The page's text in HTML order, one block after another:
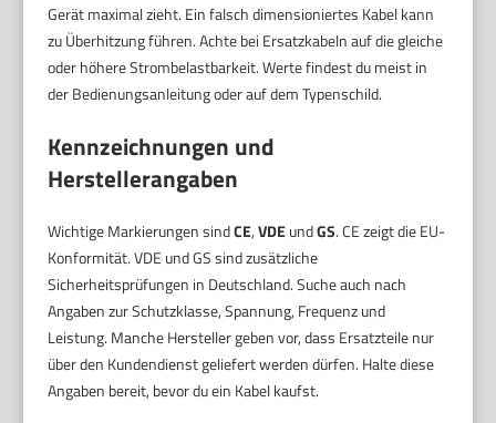
Gerät maximal zieht. Ein falsch dimensioniertes Kabel kann
zu Überhitzung führen. Achte bei Ersatzkabeln auf die gleiche
oder höhere Strombelastbarkeit. Werte findest du meist in
der Bedienungsanleitung oder auf dem Typenschild.
Kennzeichnungen und
Herstellerangaben
Wichtige Markierungen sindCE,VDEundGS. CE zeigt die EU-
Konformität. VDE und GS sind zusätzliche
Sicherheitsprüfungen in Deutschland. Suche auch nach
Angaben zur Schutzklasse, Spannung, Frequenz und
Leistung. Manche Hersteller geben vor, dass Ersatzteile nur
über den Kundendienst geliefert werden dürfen. Halte diese
Angaben bereit, bevor du ein Kabel kaufst.